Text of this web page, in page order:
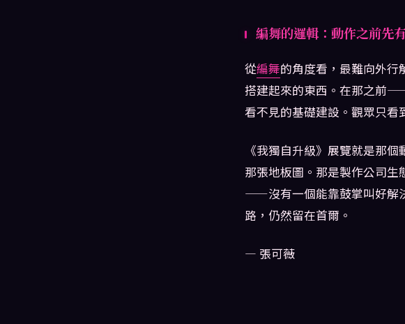
編舞的邏輯：動作之前先
從編舞的角度看，最難向外行
搭建起來的東西。在那之前
看不見的基礎建設。觀眾只看
《我獨自升級》展覽就是那
那張地板圖。那是製作公司
——沒有一個能靠鼓掌叫好解
路，仍然留在首爾。
— 張可薇